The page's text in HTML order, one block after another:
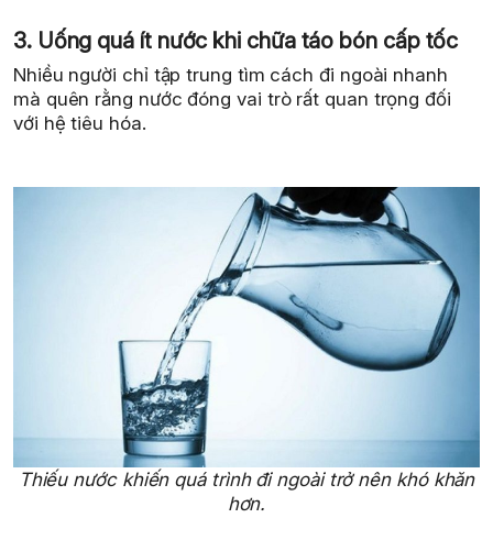
3. Uống quá ít nước khi chữa táo bón cấp tốc
Nhiều người chỉ tập trung tìm cách đi ngoài nhanh
mà quên rằng nước đóng vai trò rất quan trọng đối
với hệ tiêu hóa.
Thiếu nước khiến quá trình đi ngoài trở nên khó khăn
hơn.